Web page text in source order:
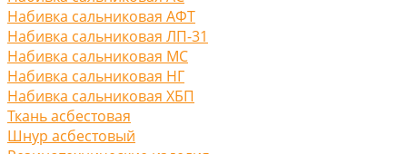
Набивка сальниковая АФТ
Набивка сальниковая ЛП-31
Набивка сальниковая МС
Набивка сальниковая НГ
Набивка сальниковая ХБП
Ткань асбестовая
Шнур асбестовый